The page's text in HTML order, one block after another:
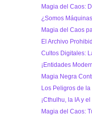
Magia del Caos:
¿Somos
Magia del Caos
El Archivo
Cultos Digitales:
¡Entidades
Magia Negra
Los Peligros de
¡Cthulhu, la IA y
Magia del Caos: